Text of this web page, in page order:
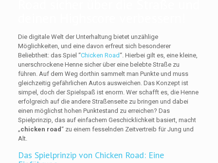
Die digitale Welt der Unterhaltung bietet unzählige
Möglichkeiten, und eine davon erfreut sich besonderer
Beliebtheit: das Spiel “Chicken Road“. Hierbei gilt es, eine kleine,
unerschrockene Henne sicher über eine belebte Straße zu
führen. Auf dem Weg dorthin sammelt man Punkte und muss
gleichzeitig gefährlichen Autos ausweichen. Das Konzept ist
simpel, doch der Spielspaß ist enorm. Wer schafft es, die Henne
erfolgreich auf die andere Straßenseite zu bringen und dabei
einen möglichst hohen Punktestand zu erreichen? Das
Spielprinzip, das auf einfachem Geschicklichkeit basiert, macht
„chicken road“ zu einem fesselnden Zeitvertreib für Jung und
Alt.
Das Spielprinzip von Chicken Road: Eine